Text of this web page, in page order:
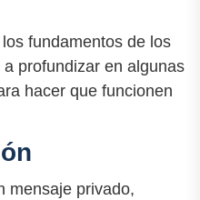
fundamentos de los
profundizar en algunas
hacer que funcionen
mensaje privado,